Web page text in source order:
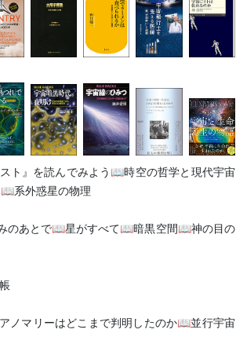
ト』を読んでみよう📖時空の哲学と現代宇宙
系外惑星の物理
のあとで📖星がすべて📖暗黒空間📖神の目の
マリーはどこまで判明したのか📖並行宇宙